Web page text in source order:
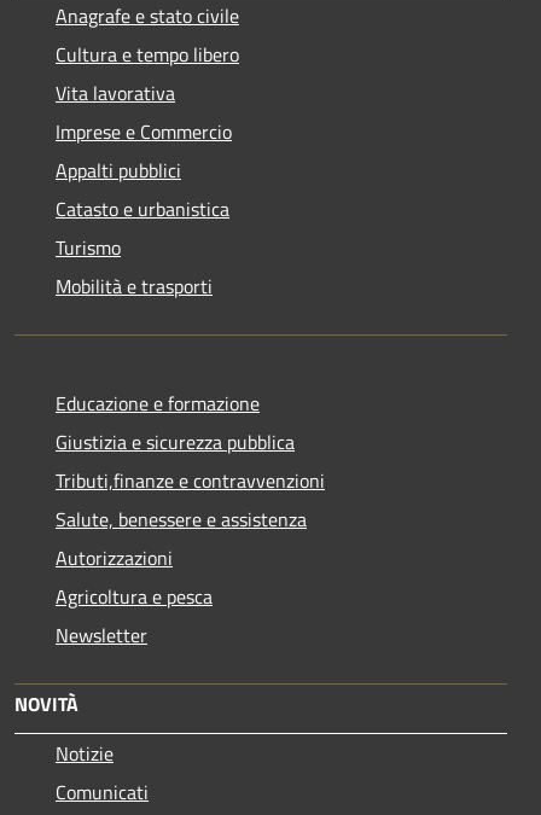
Anagrafe e stato civile
Cultura e tempo libero
Vita lavorativa
Imprese e Commercio
Appalti pubblici
Catasto e urbanistica
Turismo
Mobilità e trasporti
Educazione e formazione
Giustizia e sicurezza pubblica
Tributi,finanze e contravvenzioni
Salute, benessere e assistenza
Autorizzazioni
Agricoltura e pesca
Newsletter
NOVITÀ
Notizie
Comunicati